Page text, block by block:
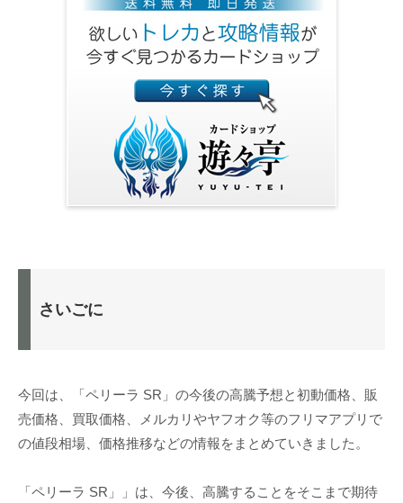
さいごに
今回は、「ペリーラ SR」の今後の高騰予想と初動価格、販
売価格、買取価格、メルカリやヤフオク等のフリマアプリで
の値段相場、価格推移などの情報をまとめていきました。
「ペリーラ SR」」は、今後、高騰することをそこまで期待